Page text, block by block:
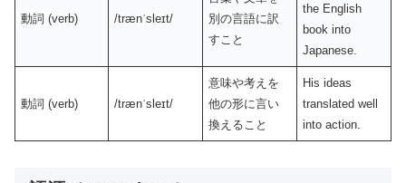
動詞 (verb) /trænˈsleɪt/
別の言語に訳
すこと
the English
book into
Japanese.
動詞 (verb) /trænˈsleɪt/
意味や考えを
他の形に言い
換えること
His ideas
translated well
into action.